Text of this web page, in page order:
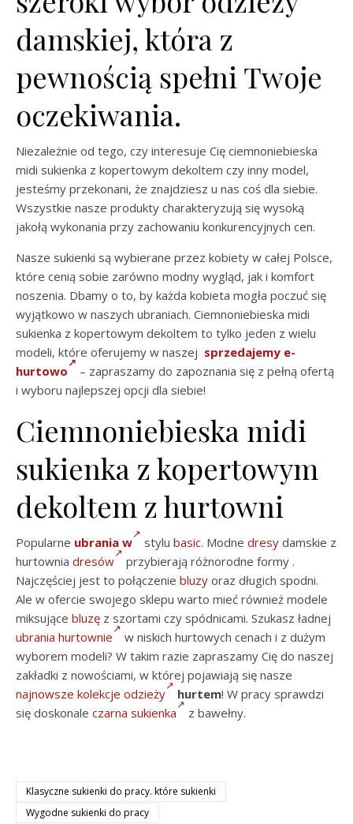
damskiej, która z
pewnością spełni Twoje
oczekiwania.
Niezależnie od tego, czy interesuje Cię ciemnoniebieska
midi sukienka z kopertowym dekoltem czy inny model,
jesteśmy przekonani, że znajdziesz u nas coś dla siebie.
Wszystkie nasze produkty charakteryzują się wysoką
jakołą wykonania przy zachowaniu konkurencyjnych cen.
Nasze sukienki są wybierane przez kobiety w całej Polsce,
które cenią sobie zarówno modny wygląd, jak i komfort
noszenia. Dbamy o to, by każda kobieta mogła poczuć się
wyjątkowo w naszych ubraniach. Ciemnoniebieska midi
sukienka z kopertowym dekoltem to tylko jeden z wielu
modeli, które oferujemy w naszej sprzedajemy e-
hurtowo
– zapraszamy do zapoznania się z pełną ofertą
i wyboru najlepszej opcji dla siebie!
Ciemnoniebieska midi
sukienka z kopertowym
dekoltem z hurtowni
Popularne ubrania w stylu basic. Modne dresy damskie z
hurtownia dresów
przybierają różnorodne formy .
Najczęściej jest to połączenie bluzy oraz długich spodni.
Ale w ofercie swojego sklepu warto mieć również modele
miksujące bluzę z szortami czy spódnicami. Szukasz ładnej
ubrania hurtownie
w niskich hurtowych cenach i z dużym
wyborem modeli? W takim razie zapraszamy Cię do naszej
zakładki z nowościami, w której pojawiają się nasze
najnowsze kolekcje odzieży
hurtem! W pracy sprawdzi
się doskonale czarna sukienka z bawełny.
Klasyczne sukienki do pracy. które sukienki
Wygodne sukienki do pracy